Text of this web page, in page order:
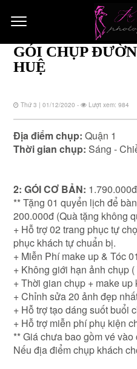
GÓI CHỤP
HUỆ
Thứ 3 | 01/12/2020 - Lượt xem: 984
Địa điểm chụp: Quận 1
Thời gian chụp: Sáng -
2: GÓI CƠ BẢN:
** Tặng 01 quyển lịch để
200.000đ (Quà tặng không
+ Hỗ trợ 02 trang phục tự
phục khách tự chuẩn bị.
+ Miễn Phí make up & Tóc
+ Không giới hạn ảnh chụp
+ Thời gian chụp + make up
+ Chỉnh sửa 20 ảnh đẹp
+ Hỗ trợ tạo dáng suốt buổi
+ Hỗ trợ miễn phí phụ kiện
** Giá chưa bao gồm vé
Nếu địa điểm chụp khách